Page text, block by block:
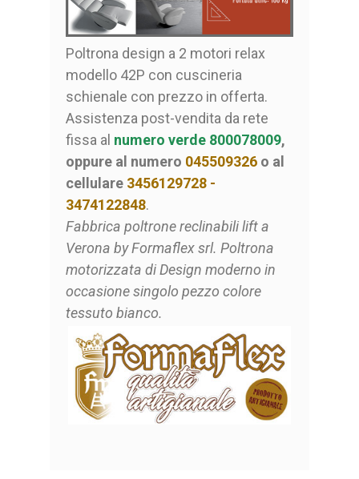
Poltrona design a 2 motori relax
modello 42P con cuscineria
schienale con prezzo in offerta.
Assistenza post-vendita da rete
fissa al numero verde 800078009,
oppure al numero 045509326 o al
cellulare 3456129728 -
3474122848.
Fabbrica poltrone reclinabili lift a
Verona by Formaflex srl. Poltrona
motorizzata di Design moderno in
occasione singolo pezzo colore
tessuto bianco.